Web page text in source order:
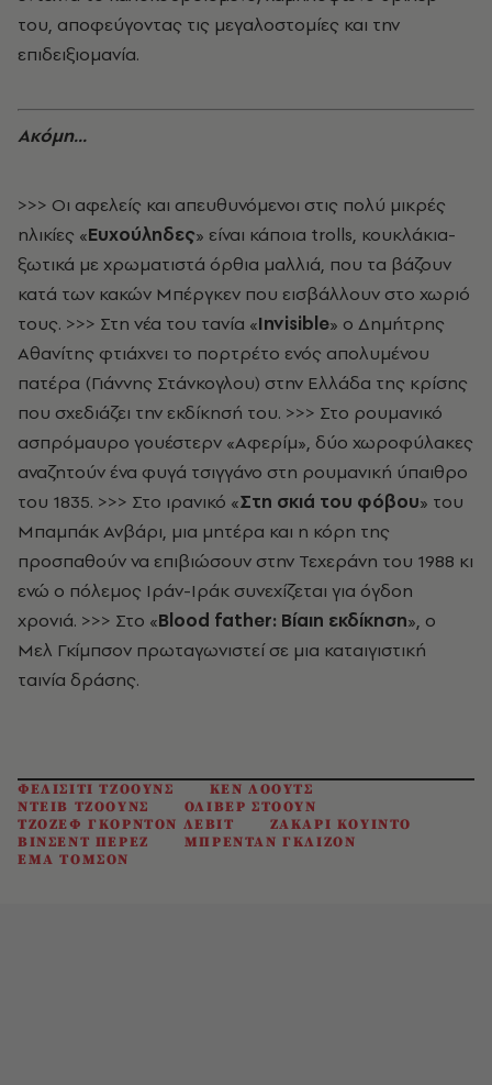
του, αποφεύγοντας τις μεγαλοστομίες και την
επιδειξιομανία.
Ακόμη...
>>> Οι αφελείς και απευθυνόμενοι στις πολύ μικρές
ηλικίες «Ευχούληδες» είναι κάποια trolls, κουκλάκια-
ξωτικά με χρωματιστά όρθια μαλλιά, που τα βάζουν
κατά των κακών Μπέργκεν που εισβάλλουν στο χωριό
τους. >>> Στη νέα του τανία «Invisible» ο Δημήτρης
Αθανίτης φτιάχνει το πορτρέτο ενός απολυμένου
πατέρα (Γιάννης Στάνκογλου) στην Ελλάδα της κρίσης
που σχεδιάζει την εκδίκησή του. >>> Στο ρουμανικό
ασπρόμαυρο γουέστερν «Aφερίμ», δύο χωροφύλακες
αναζητούν ένα φυγά τσιγγάνο στη ρουμανική ύπαιθρο
του 1835. >>> Στο ιρανικό «Στη σκιά του φόβου» του
Μπαμπάκ Ανβάρι, μια μητέρα και η κόρη της
προσπαθούν να επιβιώσουν στην Τεχεράνη του 1988 κι
ενώ ο πόλεμος Ιράν-Ιράκ συνεχίζεται για όγδοη
χρονιά. >>> Στο «Blood father: Βίαιη εκδίκηση», ο
Μελ Γκίμπσον πρωταγωνιστεί σε μια καταιγιστική
ταινία δράσης.
ΦΕΛΙΣΙΤΙ ΤΖΟΟΥΝΣ
ΚΕΝ ΛΟΟΥΤΣ
ΝΤΕΙΒ ΤΖΟΟΥΝΣ
ΟΛΙΒΕΡ ΣΤΟΟΥΝ
ΤΖΟΖΕΦ ΓΚΟΡΝΤΟΝ ΛΕΒΙΤ
ΖΑΚΑΡΙ ΚΟΥΙΝΤΟ
ΒΙΝΣΕΝΤ ΠΕΡΕΖ
ΜΠΡΕΝΤΑΝ ΓΚΛΙΖΟΝ
ΕΜΑ ΤΟΜΣΟΝ